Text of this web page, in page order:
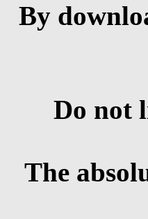
By
Do not
The